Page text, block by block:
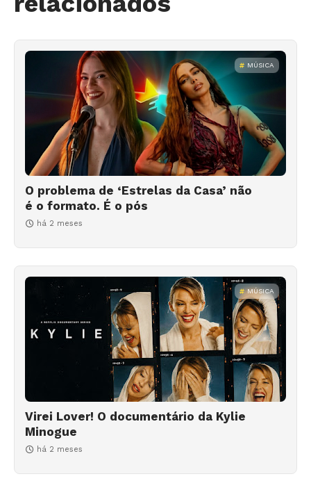
MÚSICA
O problema de ‘Estrelas da Casa’ não
é o formato. É o pós
há 2 meses
MÚSICA
Virei Lover! O documentário da Kylie
Minogue
há 2 meses